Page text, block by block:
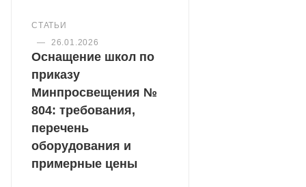
СТАТЬИ
—
26.01.2026
Оснащение школ по
приказу
Минпросвещения №
804: требования,
перечень
оборудования и
примерные цены